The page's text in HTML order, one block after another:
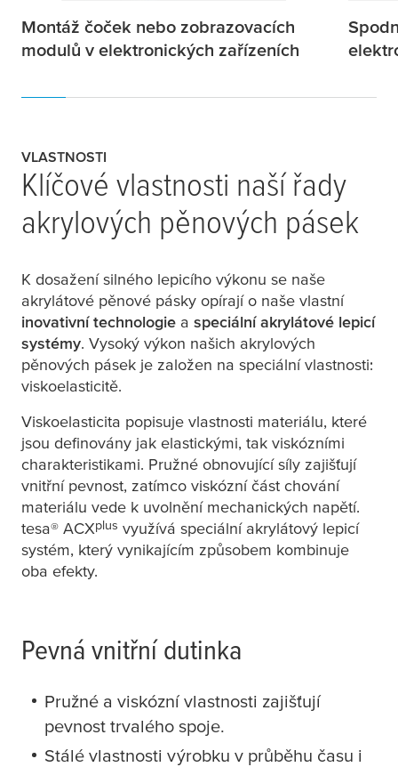
Montáž čoček nebo zobrazovacích
modulů v elektronických zařízeních
VLASTNOSTI
Klíčové vlastnosti naší řady
akrylových pěnových pásek
K dosažení silného lepicího výkonu se naše
akrylátové pěnové pásky opírají o naše vlastní
inovativní technologie a speciální akrylátové lepicí
systémy. Vysoký výkon našich akrylových
pěnových pásek je založen na speciální vlastnosti:
viskoelasticitě.
Viskoelasticita popisuje vlastnosti materiálu, které
jsou definovány jak elastickými, tak viskózními
charakteristikami. Pružné obnovující síly zajišťují
vnitřní pevnost, zatímco viskózní část chování
materiálu vede k uvolnění mechanických napětí.
tesa® ACXplus využívá speciální akrylátový lepicí
systém, který vynikajícím způsobem kombinuje
oba efekty.
Pevná vnitřní dutinka
Pružné a viskózní vlastnosti zajišťují
pevnost trvalého spoje.
Stálé vlastnosti výrobku v průběhu času i